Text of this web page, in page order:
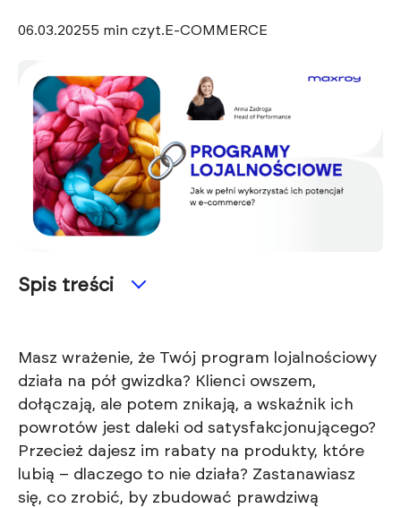
06.03.20255 min czyt. E-COMMERCE
Spis treści
Masz wrażenie, że Twój program lojalnościowy
działa na pół gwizdka? Klienci owszem,
dołączają, ale potem znikają, a wskaźnik ich
powrotów jest daleki od satysfakcjonującego?
Przecież dajesz im rabaty na produkty, które
lubią – dlaczego to nie działa? Zastanawiasz
się, co zrobić, by zbudować prawdziwą